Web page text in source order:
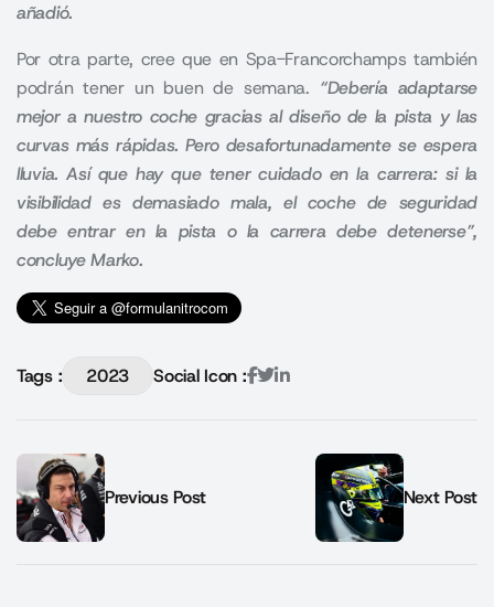
añadió.
Por otra parte, cree que en Spa-Francorchamps también
podrán tener un buen de semana. “Debería adaptarse
mejor a nuestro coche gracias al diseño de la pista y las
curvas más rápidas. Pero desafortunadamente se espera
lluvia. Así que hay que tener cuidado en la carrera: si la
visibilidad es demasiado mala, el coche de seguridad
debe entrar en la pista o la carrera debe detenerse”,
concluye Marko.
Tags : 2023 Social Icon :
Previous Post Next Post